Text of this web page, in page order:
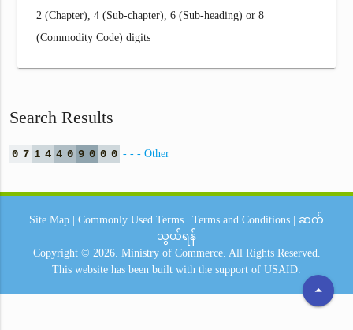
2 (Chapter), 4 (Sub-chapter), 6 (Sub-heading) or 8
(Commodity Code) digits
Search Results
0 7 1 4 4 0 9 0 0 0 - - - Other
arrow_drop_up
Site Map Commonly Used Terms Terms and Conditions
ဆက်
သွယ်ရန်
Copyright © 2026. Ministry of Commerce. All Rights Reserved.
This website has been built with the support of USAID.